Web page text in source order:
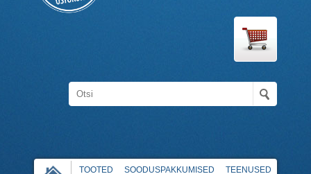
TOOTED SOODUSPAKKUMISED
TEENUSED